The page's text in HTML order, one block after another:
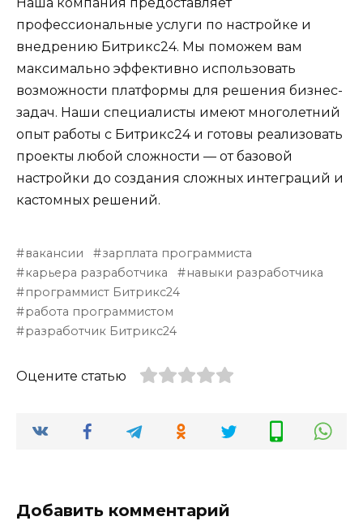
профессиональные услуги по настройке и
внедрению Битрикс24. Мы поможем вам
максимально эффективно использовать
возможности платформы для решения бизнес-
задач. Наши специалисты имеют многолетний
опыт работы с Битрикс24 и готовы реализовать
проекты любой сложности — от базовой
настройки до создания сложных интеграций и
кастомных решений.
вакансии
зарплата программиста
карьера разработчика
навыки разработчика
программист Битрикс24
работа программистом
разработчик Битрикс24
Оцените статью
Добавить комментарий